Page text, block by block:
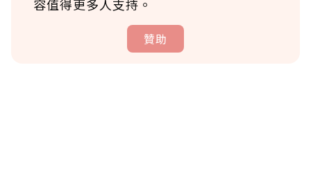
容值得更多人支持。
贊助